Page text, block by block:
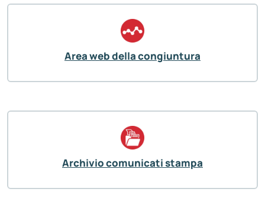
Area web della congiuntura
Archivio comunicati stampa